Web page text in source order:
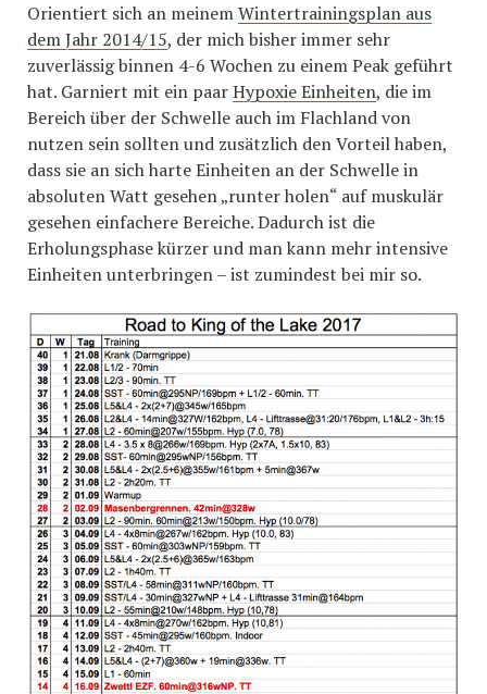
Orientiert sich an meinemWintertrainingsplan aus
dem Jahr 2014/15, der mich bisher immer sehr
zuverlässig binnen 4-6 Wochen zu einem Peak geführt
hat. Garniert mit ein paarHypoxie Einheiten, die im
Bereich über der Schwelle auch im Flachland von
nutzen sein sollten und zusätzlich den Vorteil haben,
dass sie an sich harte Einheiten an der Schwelle in
absoluten Watt gesehen „runter holen“ auf muskulär
gesehen einfachere Bereiche. Dadurch ist die
Erholungsphase kürzer und man kann mehr intensive
Einheiten unterbringen – ist zumindest bei mir so.